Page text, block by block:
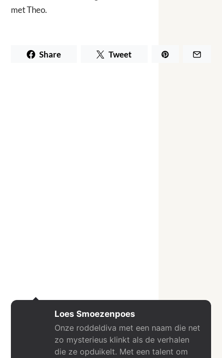
met Theo.
Share Tweet
Loes Smoezenpoes
Onze roddeldiva met een naam die net
zo mysterieus klinkt als de verhalen
die ze opduikelt. Met een talent om